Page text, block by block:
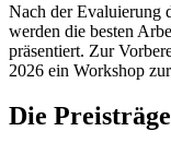
Nach der Evaluierung
werden die besten
präsentiert. Zur
2026 ein Workshop
Die